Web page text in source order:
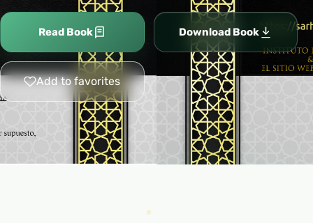
Read Book Download Book
Add to favorites